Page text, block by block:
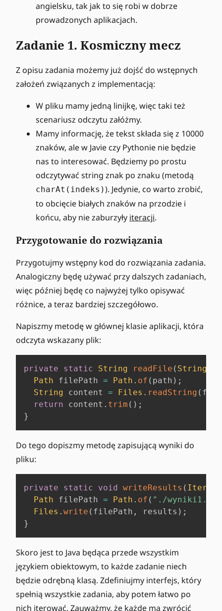
angielsku, tak jak to się robi w dobrze
prowadzonych aplikacjach.
Zadanie 1. Kosmiczny mecz
Z opisu zadania możemy już dojść do wstępnych
założeń związanych z implementacją:
W pliku mamy jedną linijkę, więc taki też
scenariusz odczytu załóżmy.
Mamy informację, że tekst składa się z 10000
znaków, ale w Javie czy Pythonie nie będzie
nas to interesować. Będziemy po prostu
odczytywać string znak po znaku (metodą
charAt(indeks)). Jedynie, co warto zrobić,
to obcięcie białych znaków na przodzie i
końcu, aby nie zaburzyły iteracji.
Przygotowanie do rozwiązania
Przygotujmy wstępny kod do rozwiązania zadania.
Analogiczny będę używać przy dalszych zadaniach,
więc później będę co najwyżej tylko opisywać
różnice, a teraz bardziej szczegółowo.
Napiszmy metodę w głównej klasie aplikacji, która
odczyta wskazany plik:
private static String readFile ( String
Path filePath = Path . of ( path ) ;
String content = Files . readString (
return content . trim ( ) ;
}
Do tego dopiszmy metodę zapisującą wyniki do
pliku:
private static void writeResults (
Path filePath = Path . of ( "./
Files . write ( filePath , results ) ;
}
Skoro jest to Java będąca przede wszystkim
językiem obiektowym, to każde zadanie niech
będzie odrębną klasą. Zdefiniujmy interfejs, który
spełnią wszystkie zadania, aby potem łatwo po
nich iterować. Zauważmy, że każde ma zwrócić